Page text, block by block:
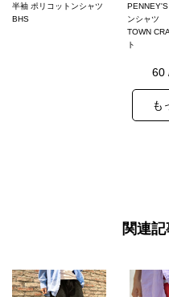
半袖 ポリコットンシャツ
BHS
ンシャツ
TOWN
ト
60
も
関連